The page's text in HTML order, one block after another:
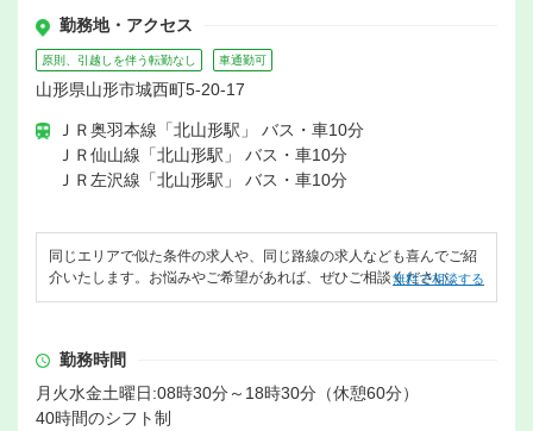
勤務地・アクセス
原則、引越しを伴う転勤なし 車通勤可
山形県山形市城西町5-20-17
ＪＲ奥羽本線「北山形駅」 バス・車10分
ＪＲ仙山線「北山形駅」 バス・車10分
ＪＲ左沢線「北山形駅」 バス・車10分
同じエリアで似た条件の求人や、同じ路線の求人なども喜んでご紹
介いたします。お悩みやご希望があれば、ぜひご相談ください。
無料で相談する
勤務時間
月火水金土曜日:08時30分～18時30分（休憩60分）
40時間のシフト制